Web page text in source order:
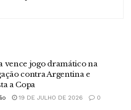
vence jogo dramático na
contra Argentina e
a Copa
19 DE JULHO DE 2026 0